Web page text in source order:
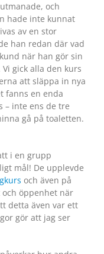
och
hade inte kunnat
av en stor
han redan där vad
när han gör sin
gick alla den kurs
att släppa in nya
fanns en enda
– inte ens de tre
gå på toaletten.
i en grupp
mål! De upplevde
och även på
öppenhet när
detta även var ett
gör att jag ser